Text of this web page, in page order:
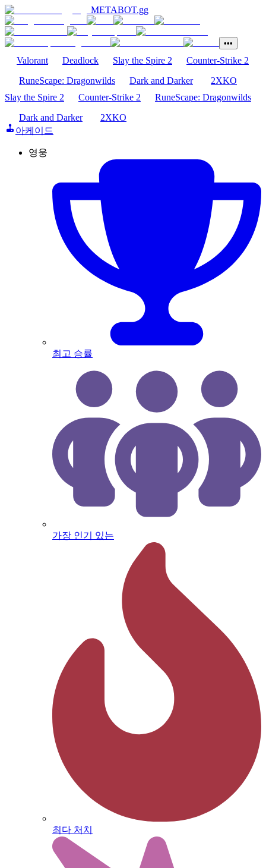
METABOT.gg
•••
Valorant Deadlock Slay the Spire 2
Counter-Strike 2
RuneScape: Dragonwilds
Dark and Darker
2XKO
Slay the Spire 2
Counter-Strike 2
RuneScape: Dragonwilds
Dark and Darker
2XKO
아케이드
영웅
최고 승률
가장 인기 있는
최다 처치